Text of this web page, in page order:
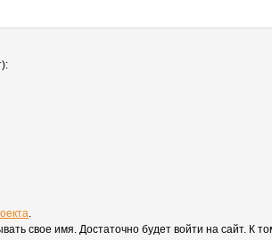
.
свое имя. Достаточно будет войти на сайт.